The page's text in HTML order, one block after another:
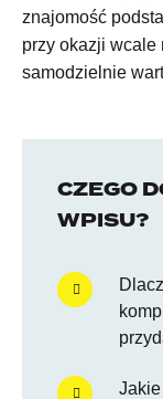
znajomość
przy okazji wcale
samodzielnie
CZEGO
WPISU?